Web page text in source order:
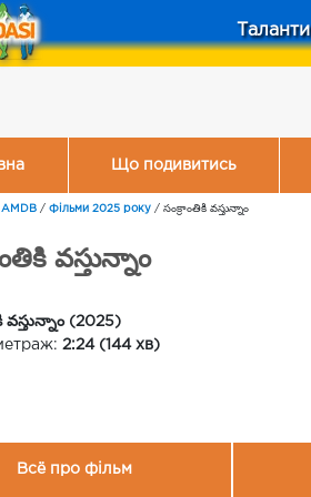
Таланти
Що подивитись
AMDB / Фільми 2025 року / సంక్రాంతికి వస్తున్నాం
వస్తున్నాం
వస్తున్నాం (2025)
2:24 (144 хв)
Всё про фільм